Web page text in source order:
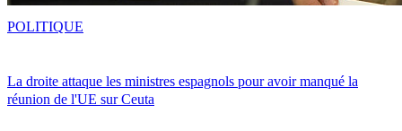
La droite attaque les ministres espagnols pour avoir manqué la
réunion de l'UE sur Ceuta
POLITIQUE